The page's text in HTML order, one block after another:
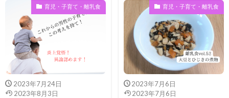
育児・子育て・離乳食
2023年7月24日
2023年8月3日
育児・子育て・離乳食
2023年7月6日
2023年7月6日